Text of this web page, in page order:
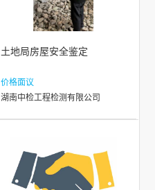
土地局房屋安全鉴定
价格面议
湖南中检工程检测有限公司